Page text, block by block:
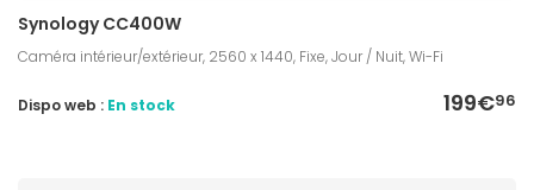
Synology CC400W
Caméra intérieur/extérieur, 2560 x 1440, Fixe, Jour / Nuit, Wi-Fi
199€96
Dispo web : En stock